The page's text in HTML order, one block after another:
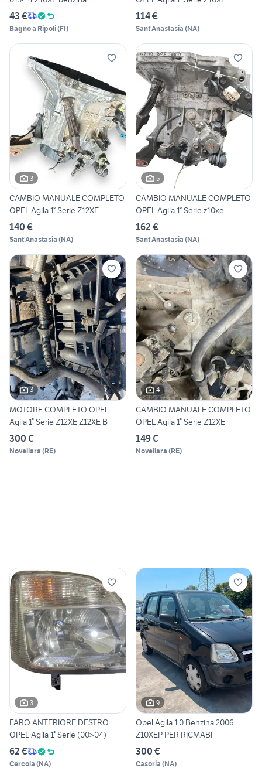
43 €
Bagno a Ripoli(FI)
114 €
Sant'Anastasia (NA)
3
CAMBIO MANUALE COMPLETO
OPEL Agila 1° Serie Z12XE
140 €
Sant'Anastasia (NA)
5
CAMBIO MANUALE COMPLETO
OPEL Agila 1° Serie z10xe
162 €
Sant'Anastasia (NA)
3
MOTORE COMPLETO OPEL
Agila 1° Serie Z12XE Z12XE B
300 €
Novellara (RE)
4
CAMBIO MANUALE COMPLETO
OPEL Agila 1° Serie Z12XE
149 €
Novellara (RE)
3
FARO ANTERIORE DESTRO
OPEL Agila 1° Serie (00>04)
62 €
Cercola (NA)
9
Opel Agila 1.0 Benzina 2006
Z10XEP PER RICMABI
300 €
Casoria (NA)